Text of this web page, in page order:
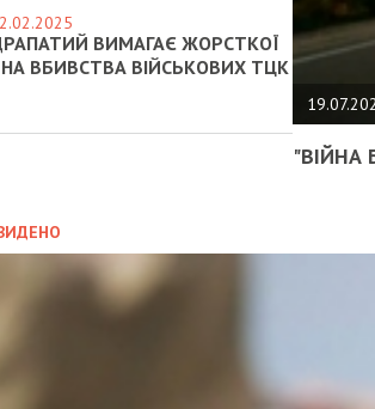
"ВІЙНА
ВИМАГАЄ ЖОРСТКОЇ
НА ВБИВСТВА ВІЙСЬКОВИХ ТЦК